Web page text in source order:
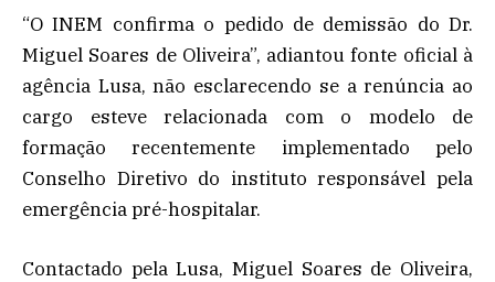
“O INEM confirma o pedido de demissão do Dr.
Miguel Soares de Oliveira”, adiantou fonte oficial à
agência Lusa, não esclarecendo se a renúncia ao
cargo esteve relacionada com o modelo de
formação recentemente implementado pelo
Conselho Diretivo do instituto responsável pela
emergência pré-hospitalar.
Contactado pela Lusa, Miguel Soares de Oliveira,